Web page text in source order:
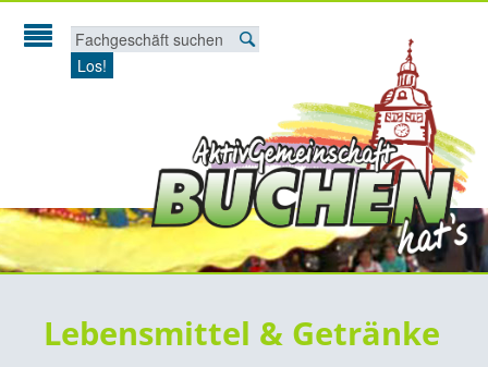
Los!
Arbeitgeber-Geschenkgutschein
Buchen
Aktivgemeinschaft
Lebensmittel & Getränke